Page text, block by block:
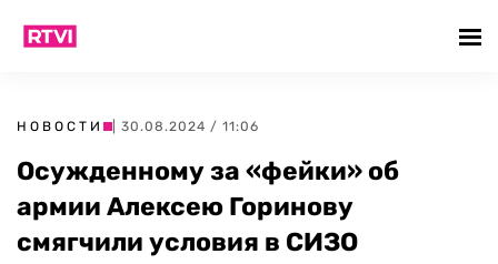
НОВОСТИ | 30.08.2024 / 11:06
Осужденному за «фейки» об
армии Алексею Горинову
смягчили условия в СИЗО